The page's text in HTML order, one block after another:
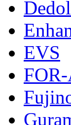
EVS